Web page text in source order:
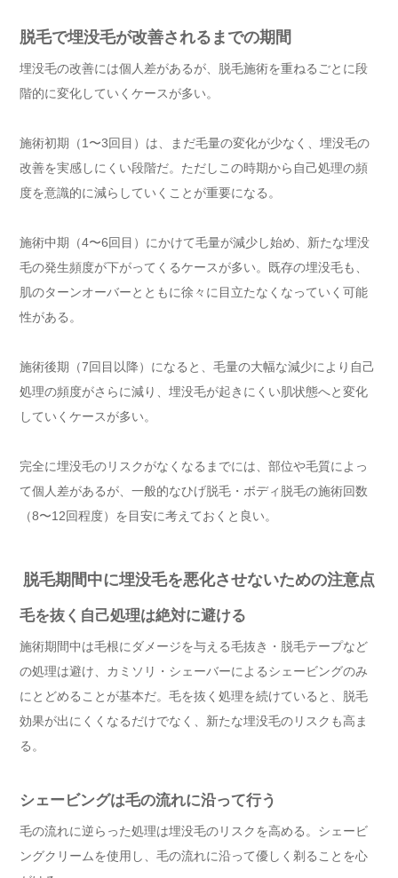
脱毛で埋没毛が改善されるまでの期間
埋没毛の改善には個人差があるが、脱毛施術を重ねるごとに段
階的に変化していくケースが多い。
施術初期（1〜3回目）は、まだ毛量の変化が少なく、埋没毛の
改善を実感しにくい段階だ。ただしこの時期から自己処理の頻
度を意識的に減らしていくことが重要になる。
施術中期（4〜6回目）にかけて毛量が減少し始め、新たな埋没
毛の発生頻度が下がってくるケースが多い。既存の埋没毛も、
肌のターンオーバーとともに徐々に目立たなくなっていく可能
性がある。
施術後期（7回目以降）になると、毛量の大幅な減少により自己
処理の頻度がさらに減り、埋没毛が起きにくい肌状態へと変化
していくケースが多い。
完全に埋没毛のリスクがなくなるまでには、部位や毛質によっ
て個人差があるが、一般的なひげ脱毛・ボディ脱毛の施術回数
（8〜12回程度）を目安に考えておくと良い。
脱毛期間中に埋没毛を悪化させないための注意点
毛を抜く自己処理は絶対に避ける
施術期間中は毛根にダメージを与える毛抜き・脱毛テープなど
の処理は避け、カミソリ・シェーバーによるシェービングのみ
にとどめることが基本だ。毛を抜く処理を続けていると、脱毛
効果が出にくくなるだけでなく、新たな埋没毛のリスクも高ま
る。
シェービングは毛の流れに沿って行う
毛の流れに逆らった処理は埋没毛のリスクを高める。シェービ
ングクリームを使用し、毛の流れに沿って優しく剃ることを心